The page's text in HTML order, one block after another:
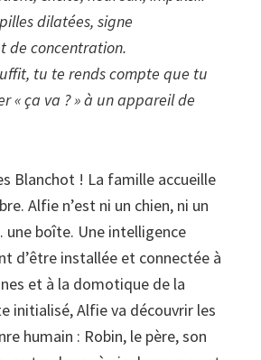
dilatées, signe
de concentration.
tu te rends compte que tu
« ça va ? » à un appareil de
Blanchot ! La famille accueille
Alfie n’est ni un chien, ni un
boîte. Une intelligence
d’être installée et connectée à
et à la domotique de la
initialisé, Alfie va découvrir les
humain : Robin, le père, son